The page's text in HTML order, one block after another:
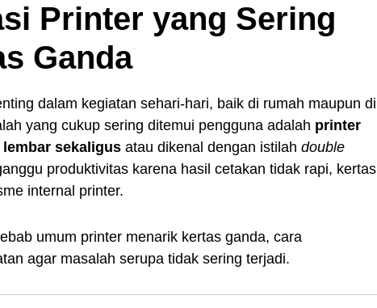
Printer yang Sering
Ganda
dalam kegiatan sehari-hari, baik di rumah maupun di
yang cukup sering ditemui pengguna adalah printer
sekaligus atau dikenal dengan istilah double
produktivitas karena hasil cetakan tidak rapi, kertas
internal printer.
umum printer menarik kertas ganda, cara
agar masalah serupa tidak sering terjadi.